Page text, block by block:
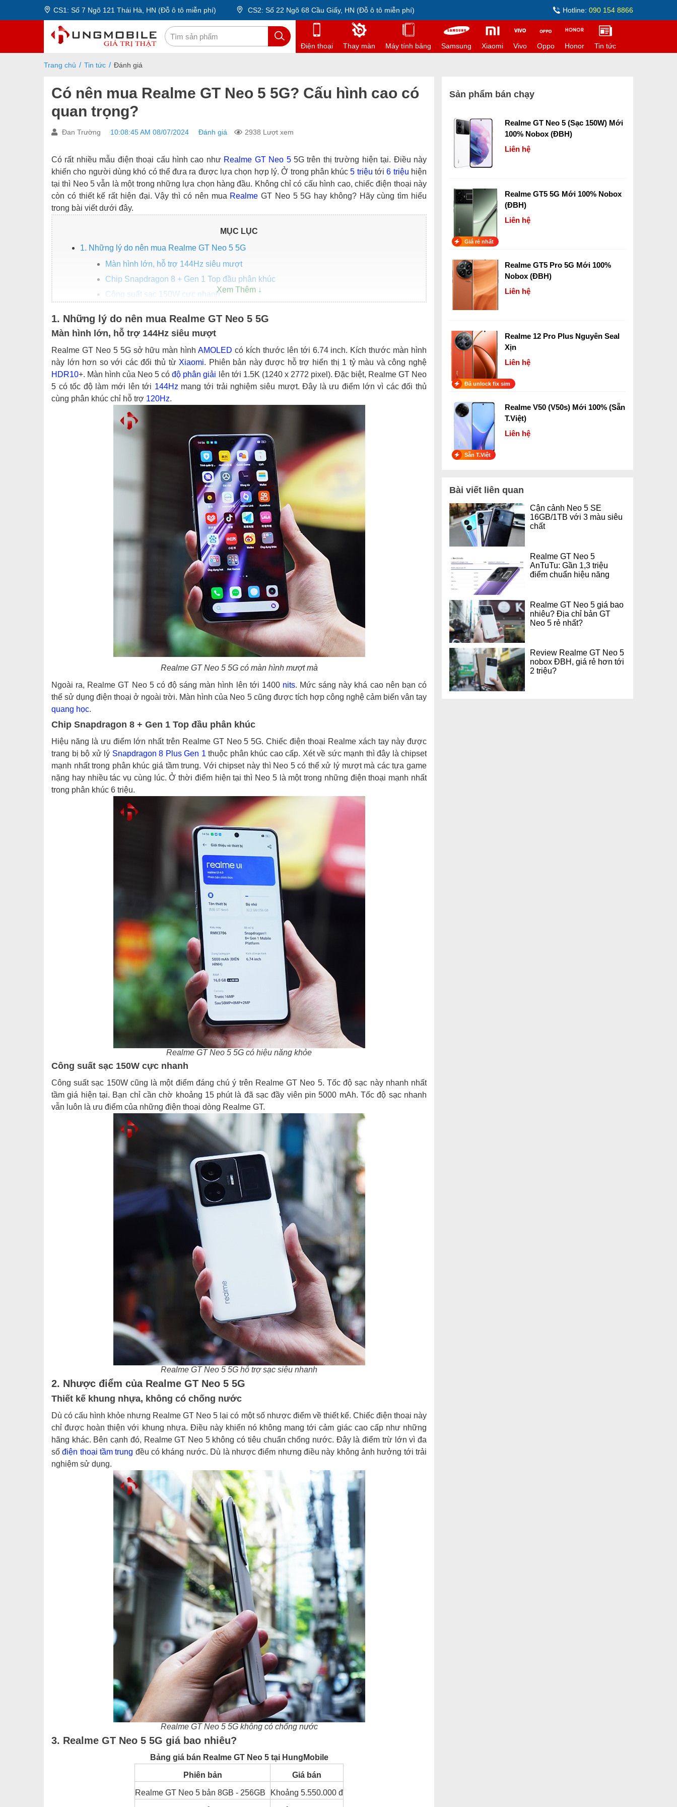
CS1: Số 7 Ngõ 121 Thái Hà, HN (Đỗ ô tô miễn phí) CS2: Số 22 Ngõ 68 Cầu Giấy, HN (Đỗ ô tô miễn phí) Hotline: 090 154 8866
Điện thoại Thay màn Máy tính bảng Samsung Xiaomi Vivo Oppo Honor Tin tức
Trang chủ Tin tức Đánh giá
Có nên mua Realme GT Neo 5 5G? Cấu hình cao có
quan trọng?
Đan Trường 10:08:45 AM 08/07/2024 Đánh giá 2938 Lượt xem
Có rất nhiều mẫu điện thoại cấu hình cao như Realme GT Neo 55G trên thị trường hiện tại. Điều này
khiến cho người dùng khó có thể đưa ra được lựa chọn hợp lý. Ở trong phân khúc5 triệu tới6 triệu hiện
tại thì Neo 5 vẫn là một trong những lựa chọn hàng đầu. Không chỉ có cấu hình cao, chiếc điện thoại này
còn có thiết kế rất hiện đại. Vậy thì có nên mua Realme GT Neo 5 5G hay không? Hãy cùng tìm hiểu
trong bài viết dưới đây.
MỤC LỤC
1. Những lý do nên mua Realme GT Neo 5 5G
Màn hình lớn, hỗ trợ 144Hz siêu mượt
Chip Snapdragon 8 + Gen 1 Top đầu phân khúc
Công suất sạc 150W cực nhanh
3. Realme GT Neo 5 5G giá bao nhiêu?
1. Những lý do nên mua Realme GT Neo 5 5G
Màn hình lớn, hỗ trợ 144Hz siêu mượt
Realme GT Neo 5 5G sở hữu màn hìnhAMOLED có kích thước lên tới 6.74 inch. Kích thước màn hình
này lớn hơn so với các đối thủ từ Xiaomi. Phiên bản này được hỗ trợ hiển thị 1 tỷ màu và công nghệ
HDR10+. Màn hình của Neo 5 cóđộ phân giải lên tới 1.5K (1240 x 2772 pixel). Đặc biệt, Realme GT Neo
5 có tốc độ làm mới lên tới 144Hz mang tới trải nghiệm siêu mượt. Đây là ưu điểm lớn vì các đối thủ
cùng phân khúc chỉ hỗ trợ 120Hz.
Realme GT Neo 5 5G có màn hình mượt mà
Ngoài ra, Realme GT Neo 5 có độ sáng màn hình lên tới 1400 nits. Mức sáng này khá cao nên bạn có
thể sử dụng điện thoại ở ngoài trời. Màn hình của Neo 5 cũng được tích hợp công nghệ cảm biến vân tay
quang học.
Chip Snapdragon 8 + Gen 1 Top đầu phân khúc
Hiệu năng là ưu điểm lớn nhất trên Realme GT Neo 5 5G. Chiếc điện thoại Realme xách tay này được
trang bị bộ xử lý Snapdragon 8 Plus Gen 1 thuộc phân khúc cao cấp. Xét về sức mạnh thì đây là chipset
mạnh nhất trong phân khúc giá tầm trung. Với chipset này thì Neo 5 có thể xử lý mượt mà các tựa game
nặng hay nhiều tác vụ cùng lúc. Ở thời điểm hiện tại thì Neo 5 là một trong những điện thoại mạnh nhất
trong phân khúc 6 triệu.
Realme GT Neo 5 5G có hiệu năng khỏe
Công suất sạc 150W cực nhanh
Công suất sạc 150W cũng là một điểm đáng chú ý trên Realme GT Neo 5. Tốc độ sạc này nhanh nhất
tầm giá hiện tại. Bạn chỉ cần chờ khoảng 15 phút là đã sạc đầy viên pin 5000 mAh. Tốc độ sạc nhanh
vẫn luôn là ưu điểm của những điện thoại dòng Realme GT.
Realme GT Neo 5 5G hỗ trợ sạc siêu nhanh
2. Nhược điểm của Realme GT Neo 5 5G
Thiết kế khung nhựa, không có chống nước
Dù có cấu hình khỏe nhưng Realme GT Neo 5 lại có một số nhược điểm về thiết kế. Chiếc điện thoại này
chỉ được hoàn thiện với khung nhựa. Điều này khiến nó không mang tới cảm giác cao cấp như những
hãng khác. Bên cạnh đó, Realme GT Neo 5 không có tiêu chuẩn chống nước. Đây là điểm trừ lớn vì đa
sốđiện thoại tầm trung đều có kháng nước. Dù là nhược điểm nhưng điều này không ảnh hưởng tới trải
nghiệm sử dụng.
Realme GT Neo 5 5G không có chống nước
3. Realme GT Neo 5 5G giá bao nhiêu?
Bảng giá bán Realme GT Neo 5 tại HungMobile
Phiên bản Giá bán
Realme GT Neo 5 bản 8GB - 256GB Khoảng 5.550.000 đ
Sản phẩm bán chạy
Realme GT Neo 5 (Sạc 150W) Mới
100% Nobox (ĐBH)
Liên hệ
Realme GT5 5G Mới 100% Nobox
(ĐBH)
Liên hệ
Giá rẻ nhất
Realme GT5 Pro 5G Mới 100%
Nobox (ĐBH)
Liên hệ
Realme 12 Pro Plus Nguyên Seal
Xịn
Liên hệ
Đã unlock fix sim
Realme V50 (V50s) Mới 100% (Sẵn
T.Việt)
Liên hệ
Sẵn T.Việt
Bài viết liên quan
Cận cảnh Neo 5 SE
16GB/1TB với 3 màu siêu
chất
Realme GT Neo 5
AnTuTu: Gần 1,3 triệu
điểm chuẩn hiệu năng
Realme GT Neo 5 giá bao
nhiêu? Địa chỉ bản GT
Neo 5 rẻ nhất?
Review Realme GT Neo 5
nobox ĐBH, giá rẻ hơn tới
2 triệu?